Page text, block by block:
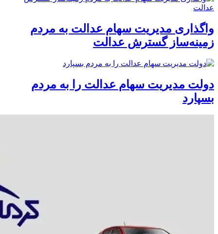
واگذاری مدیریت سهام عدالت به مردم
زمینه‌ساز گسترش عدالت
دولت مدیریت سهام عدالت را به مردم
بسپارد